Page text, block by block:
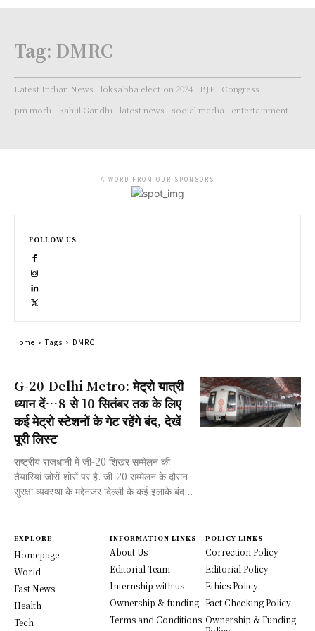
Tag: DMRC
Latest Indian News loksabha election 2024 BJP
Congress
pm modi
Rahul Gandhi latest news social media entertainment
G-20 Delhi Metro: मेट्रो यात्री
ध्यान दें…8 से 10 सितंबर तक के लिए
कई मेट्रो स्टेशनों के गेट रहेंगे बंद, देखें
पूरी लिस्ट
राष्ट्रीय राजधानी में जी-20 शिखर सम्मेलन की
तैयारियां जोरों-शोरों पर है. जी-20 सम्मेलन के दौरान
सुरक्षा व्यवस्था के मद्देनजर दिल्ली के कई इलाके बंद...
- A WORD FROM OUR SPONSORS -
FOLLOW US
Home Tags DMRC
EXPLORE
Homepage
World
Fast News
Health
Tech
INFORMATION LINKS
About Us
Editorial Team
Internship with us
Ownership & funding
Terms and Conditions
POLICY LINKS
Correction Policy
Editorial Policy
Ethics Policy
Fact Checking Policy
Ownership & Funding